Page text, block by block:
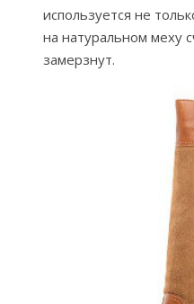
используется не
на натуральном меху
замерзнут.